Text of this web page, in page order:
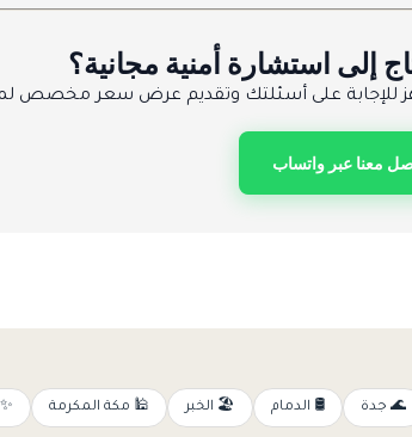
إلى استشارة أمنية مجانية؟
للإجابة على أسئلتك وتقديم عرض سعر مخصص
معنا عبر واتساب
🌊 جدة 🛢️ الدمام 🏖️ الخبر 🕌 مكة المكرمة